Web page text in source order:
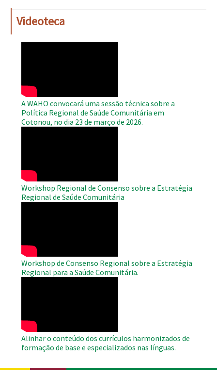
Videoteca
A WAHO convocará uma sessão técnica sobre a
Política Regional de Saúde Comunitária em
Cotonou, no dia 23 de março de 2026.
Workshop Regional de Consenso sobre a Estratégia
Regional de Saúde Comunitária
Workshop de Consenso Regional sobre a Estratégia
Regional para a Saúde Comunitária.
Alinhar o conteúdo dos currículos harmonizados de
formação de base e especializados nas línguas.